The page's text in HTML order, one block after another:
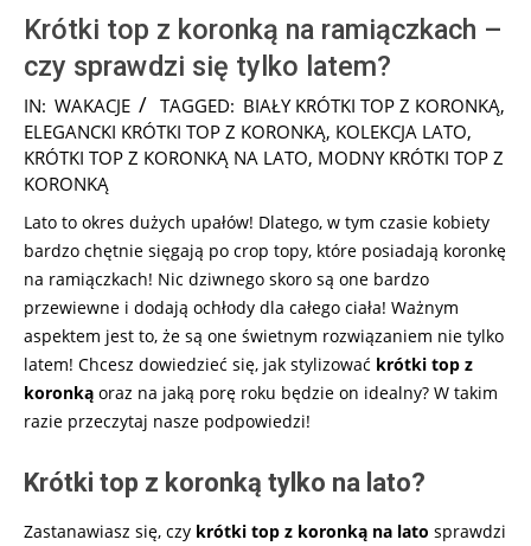
Krótki top z koronką na ramiączkach –
czy sprawdzi się tylko latem?
2025-
08-
09
IN: WAKACJE TAGGED: BIAŁY KRÓTKI TOP Z KORONKĄ,
ELEGANCKI KRÓTKI TOP Z KORONKĄ, KOLEKCJA LATO,
KRÓTKI TOP Z KORONKĄ NA LATO, MODNY KRÓTKI TOP Z
KORONKĄ
Lato to okres dużych upałów! Dlatego, w tym czasie kobiety
bardzo chętnie sięgają po crop topy, które posiadają koronkę
na ramiączkach! Nic dziwnego skoro są one bardzo
przewiewne i dodają ochłody dla całego ciała! Ważnym
aspektem jest to, że są one świetnym rozwiązaniem nie tylko
latem! Chcesz dowiedzieć się, jak stylizować krótki top z
koronką oraz na jaką porę roku będzie on idealny? W takim
razie przeczytaj nasze podpowiedzi!
Krótki top z koronką tylko na lato?
Zastanawiasz się, czy krótki top z koronką na lato sprawdzi